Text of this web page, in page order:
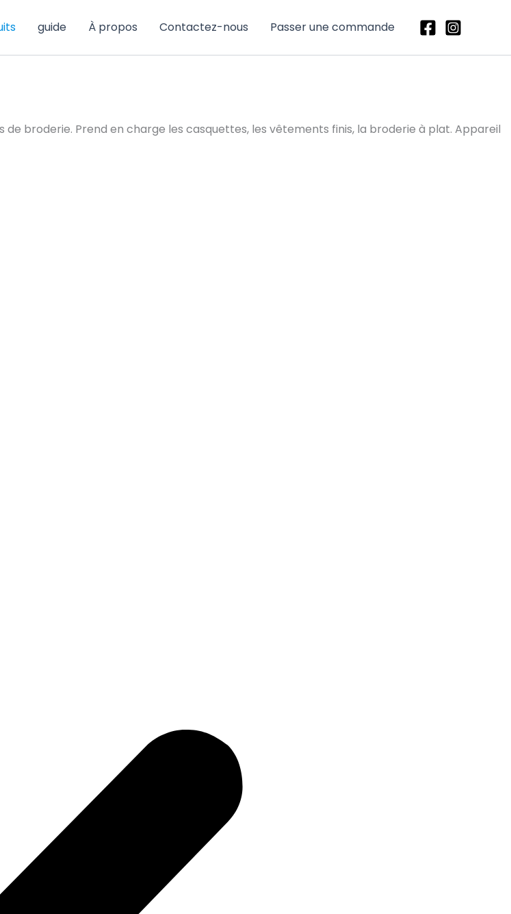
guide À propos Contactez-nous Passer une commande
broderie. Prend en charge les casquettes, les vêtements finis, la broderie à plat. Appareil